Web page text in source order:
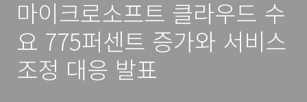
마이크로소프트 클라우드 수
요 775퍼센트 증가와 서비스
조정 대응 발표